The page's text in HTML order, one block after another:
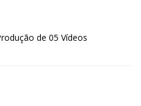
de 05 Vídeos